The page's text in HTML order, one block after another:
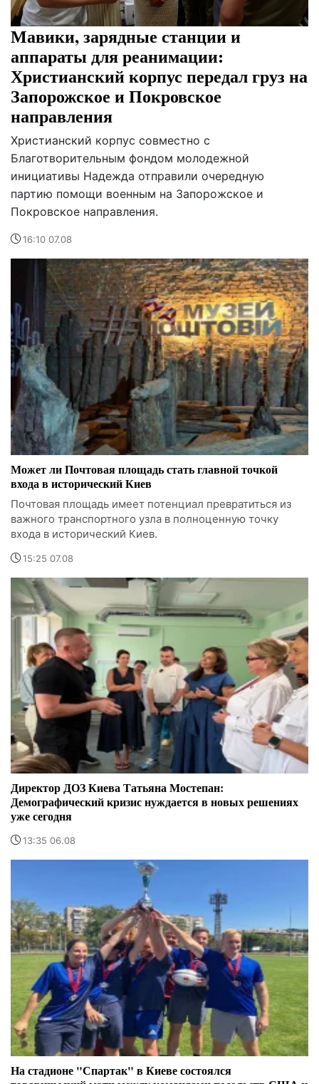
Мавики, зарядные станции и
аппараты для реанимации:
Христианский корпус передал груз на
Запорожское и Покровское
направления
Христианский корпус совместно с
Благотворительным фондом молодежной
инициативы Надежда отправили очередную
партию помощи военным на Запорожское и
Покровское направления.
16:10 07.08
Может ли Почтовая площадь стать главной точкой
входа в исторический Киев
Почтовая площадь имеет потенциал превратиться из
важного транспортного узла в полноценную точку
входа в исторический Киев.
15:25 07.08
Директор ДОЗ Киева Татьяна Мостепан:
Демографический кризис нуждается в новых решениях
уже сегодня
13:35 06.08
На стадионе "Спартак" в Киеве состоялся